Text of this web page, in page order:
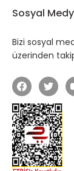
Sosyal
Bizi sosyal
üzerinden